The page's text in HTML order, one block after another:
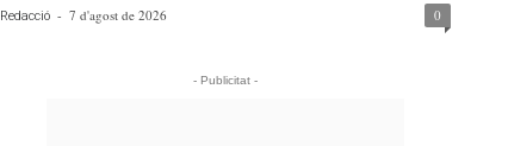
Redacció - 7 d'agost de 2026 0
- Publicitat -